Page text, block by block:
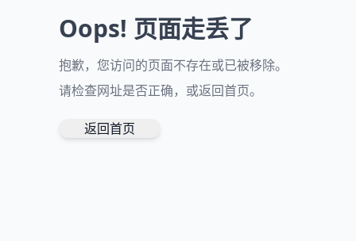
Oops! 页面走丢了
抱歉，您访问的页面不存在或已被移除。
请检查网址是否正确，或返回首页。
返回首页